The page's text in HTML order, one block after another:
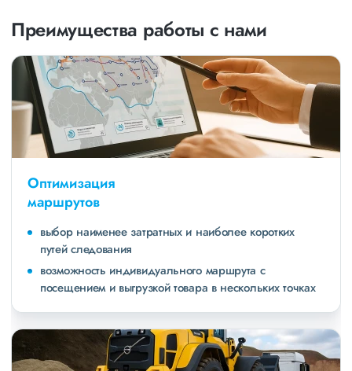
Преимущества работы с нами
Оптимизация
маршрутов
выбор наименее затратных и наиболее коротких
путей следования
возможность индивидуального маршрута с
посещением и выгрузкой товара в нескольких точках